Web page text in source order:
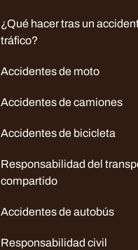
¿Qué hacer tras un
tráfico?
Accidentes de moto
Accidentes de camiones
Accidentes de bicicleta
Responsabilidad del
compartido
Accidentes de autobús
Responsabilidad civil